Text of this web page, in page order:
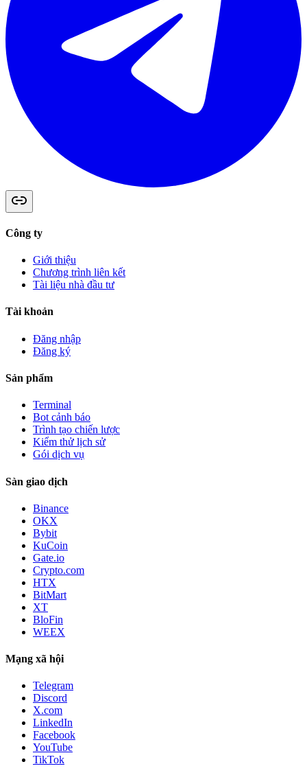
Công ty
Giới thiệu
Chương trình liên kết
Tài liệu nhà đầu tư
Tài khoản
Đăng nhập
Đăng ký
Sản phẩm
Terminal
Bot cảnh báo
Trình tạo chiến lược
Kiểm thử lịch sử
Gói dịch vụ
Sàn giao dịch
Binance
OKX
Bybit
KuCoin
Gate.io
Crypto.com
HTX
BitMart
XT
BloFin
WEEX
Mạng xã hội
Telegram
Discord
X.com
LinkedIn
Facebook
YouTube
TikTok